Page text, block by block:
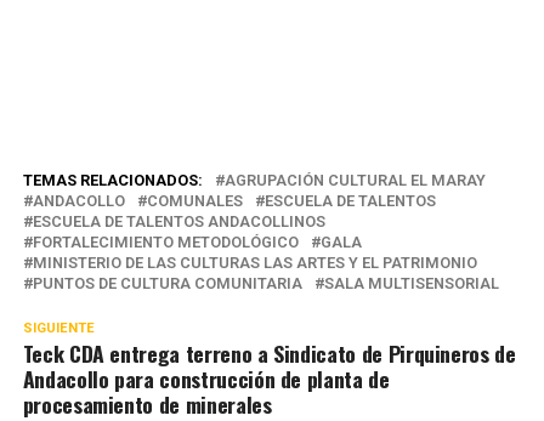
TEMAS RELACIONADOS:
AGRUPACIÓN CULTURAL EL MARAY
ANDACOLLO
COMUNALES
ESCUELA DE TALENTOS
ESCUELA DE TALENTOS ANDACOLLINOS
FORTALECIMIENTO METODOLÓGICO
GALA
MINISTERIO DE LAS CULTURAS LAS ARTES Y EL PATRIMONIO
PUNTOS DE CULTURA COMUNITARIA
SALA MULTISENSORIAL
SIGUIENTE
Teck CDA entrega terreno a Sindicato de Pirquineros de
Andacollo para construcción de planta de
procesamiento de minerales